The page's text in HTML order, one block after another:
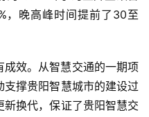
，晚高峰时间提前了30至
效。从智慧交通的一期项
支撑贵阳智慧城市的建设过
换代，保证了贵阳智慧交